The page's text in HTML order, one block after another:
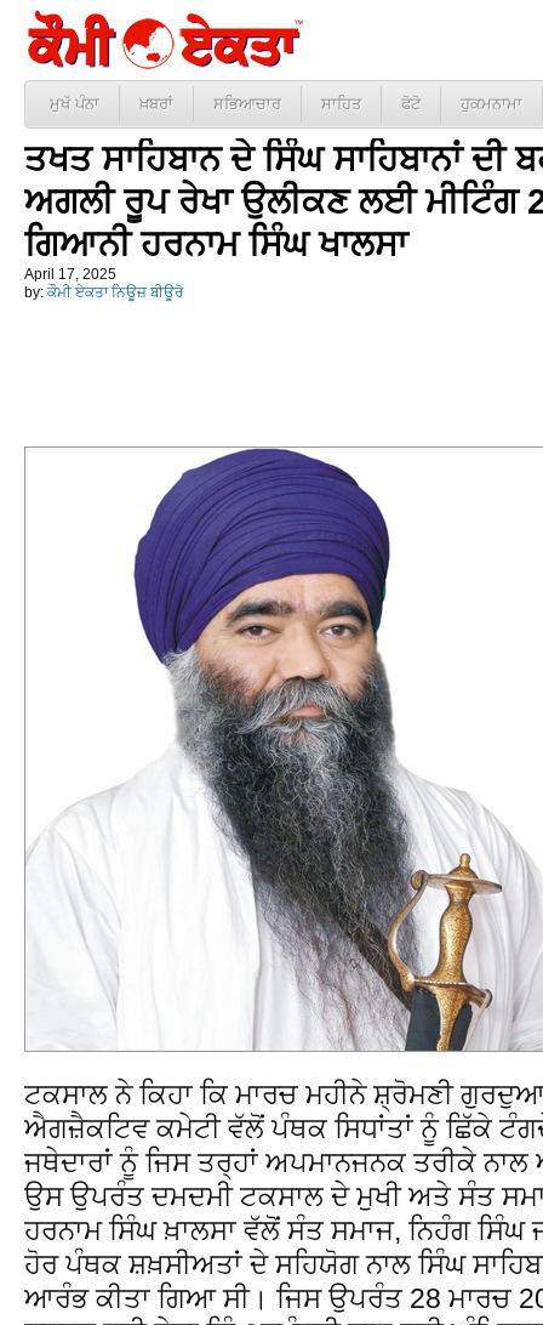
ਮੁਖੱ ਪੰਨਾ ਖ਼ਬਰਾਂ ਸਭਿਆਚਾਰ ਸਾਹਿਤ ਫੋਟੋ ਹੁਕਮਨਾਮਾ
ਤਖਤ ਸਾਹਿਬਾਨ ਦੇ ਸਿੰਘ ਸਾਹਿਬਾਨਾਂ ਦੀ
ਅਗਲੀ ਰੂਪ ਰੇਖਾ ਉਲੀਕਣ ਲਈ ਮੀਟਿੰਗ
ਗਿਆਨੀ ਹਰਨਾਮ ਸਿੰਘ ਖਾਲਸਾ
April 17, 2025
by: ਕੌਮੀ ਏਕਤਾ ਨਿਊਜ਼ ਬੀਊਰੋ
ਟਕਸਾਲ ਨੇ ਕਿਹਾ ਕਿ ਮਾਰਚ ਮਹੀਨੇ ਸ਼੍ਰੋਮਣੀ
ਐਗਜ਼ੈਕਟਿਵ ਕਮੇਟੀ ਵੱਲੋਂ ਪੰਥਕ ਸਿਧਾਂਤਾਂ ਨੂੰ ਛਿੱਕੇ
ਜਥੇਦਾਰਾਂ ਨੂੰ ਜਿਸ ਤਰ੍ਹਾਂ ਅਪਮਾਨਜਨਕ ਤਰੀਕੇ
ਉਸ ਉਪਰੰਤ ਦਮਦਮੀ ਟਕਸਾਲ ਦੇ ਮੁਖੀ ਅਤੇ ਸੰਤ
ਹਰਨਾਮ ਸਿੰਘ ਖ਼ਾਲਸਾ ਵੱਲੋਂ ਸੰਤ ਸਮਾਜ, ਨਿਹੰਗ
ਹੋਰ ਪੰਥਕ ਸ਼ਖ਼ਸੀਅਤਾਂ ਦੇ ਸਹਿਯੋਗ ਨਾਲ ਸਿੰਘ
ਆਰੰਭ ਕੀਤਾ ਗਿਆ ਸੀ। ਜਿਸ ਉਪਰੰਤ 28 ਮਾਰਚ